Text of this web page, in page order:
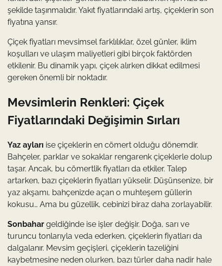
şekilde taşınmalıdır. Yakıt fiyatlarındaki artış, çiçeklerin son
fiyatına yansır.
Çiçek fiyatları mevsimsel farklılıklar, özel günler, iklim
koşulları ve ulaşım maliyetleri gibi birçok faktörden
etkilenir. Bu dinamik yapı, çiçek alırken dikkat edilmesi
gereken önemli bir noktadır.
Mevsimlerin Renkleri: Çiçek
Fiyatlarındaki Değişimin Sırları
Yaz ayları ise çiçeklerin en cömert olduğu dönemdir.
Bahçeler, parklar ve sokaklar rengarenk çiçeklerle dolup
taşar. Ancak, bu cömertlik fiyatları da etkiler. Talep
artarken, bazı çiçeklerin fiyatları yükselir. Düşünsenize, bir
yaz akşamı, bahçenizde açan o muhteşem güllerin
kokusu… Ama bu güzellik, cebinizi biraz daha zorlayabilir.
Sonbahar geldiğinde ise işler değişir. Doğa, sarı ve
turuncu tonlarıyla veda ederken, çiçeklerin fiyatları da
dalgalanır. Mevsim geçişleri, çiçeklerin tazeliğini
kaybetmesine neden olurken, bazı türler daha nadir hale